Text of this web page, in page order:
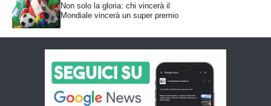
Non solo la gloria: chi vincerà il
Mondiale vincerà un super premio